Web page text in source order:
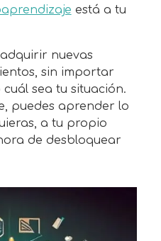
está a tu
nuevas
sin importar
sea tu situación.
puedes aprender lo
a tu propio
de desbloquear